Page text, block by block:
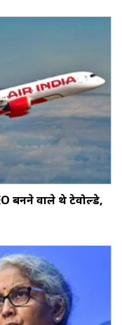
बनने वाले थे टेवोल्डे,